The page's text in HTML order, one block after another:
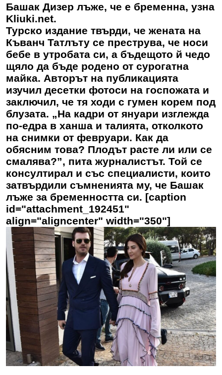
Башак Дизер лъже, че е бременна, узна
Kliuki.net.
Турско издание твърди, че жената на
Къванч Татлъту се преструва, че носи
бебе в утробата си, а бъдещото й чедо
щяло да бъде родено от сурогатна
майка. Авторът на публикацията
изучил десетки фотоси на госпожата и
заключил, че тя ходи с гумен корем под
блузата. „На кадри от януари изглежда
по-едра в ханша и талията, отколкото
на снимки от февруари. Как да
обясним това? Плодът расте ли или се
смалява?”, пита журналистът. Той се
консултирал и със специалисти, които
затвърдили съмненията му, че Башак
лъже за бременността си. [caption
id="attachment_192451"
align="aligncenter" width="350"]